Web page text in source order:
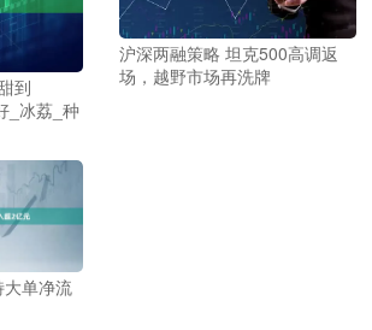
到
_冰荔_种
沪深两融策略 坦克500高调返
场，越野市场再洗牌
单净流